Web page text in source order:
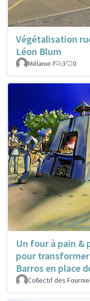
Végétalisation
Léon Blum
Mélanie-f
3 0
Un four à pain &
pour
Barros en place
Collectif des